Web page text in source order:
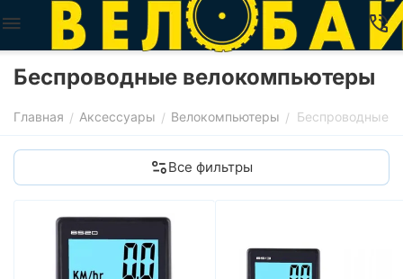
Беспроводные велокомпьютеры
Главная / Аксессуары / Велокомпьютеры / Беспроводные
Все фильтры